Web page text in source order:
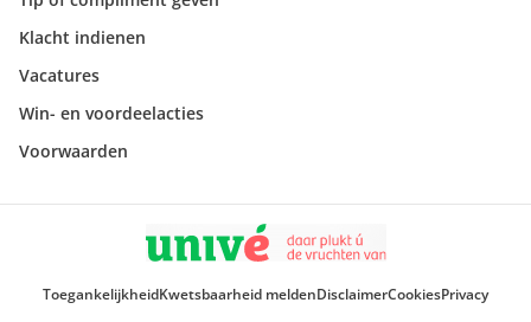
Klacht indienen
Vacatures
Win- en voordeelacties
Voorwaarden
ToegankelijkheidKwetsbaarheid meldenDisclaimerCookiesPrivacy